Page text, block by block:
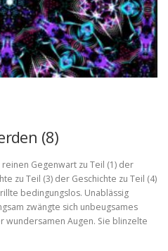
(8)
Gegenwart zu Teil (1) der
zu Teil (3) der Geschichte zu Teil (4)
bedingungslos. Unablässig
zwängte sich unbeugsames
wundersamen Augen. Sie blinzelte